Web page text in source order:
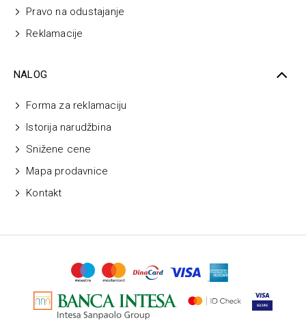
Pravo na odustajanje
Reklamacije
NALOG
Forma za reklamaciju
Istorija narudžbina
Snižene cene
Mapa prodavnice
Kontakt